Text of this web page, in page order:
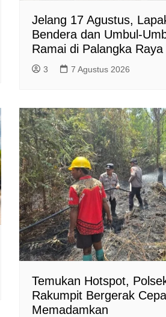
Jelang 17 Agustus,
Bendera dan Umbul-
Ramai di Palangka Raya
3 7 Agustus 2026
Temukan Hotspot,
Rakumpit Bergerak
Memadamkan